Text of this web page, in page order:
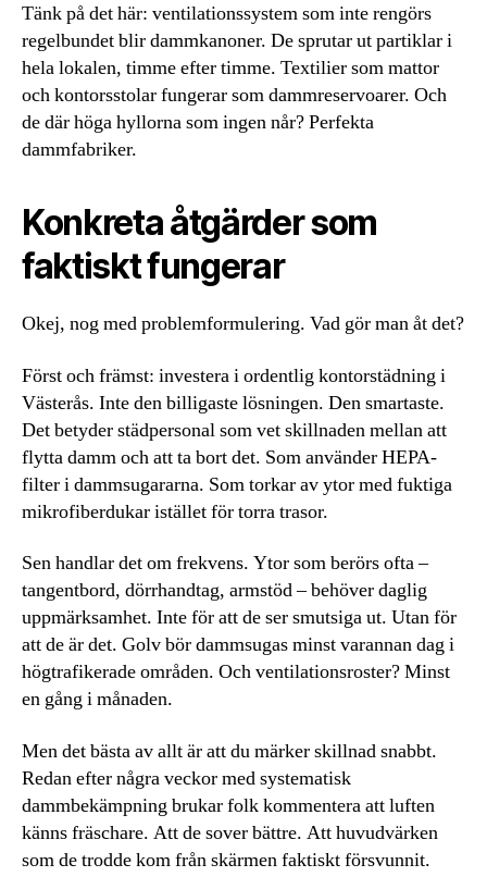
Tänk på det här: ventilationssystem som inte rengörs
regelbundet blir dammkanoner. De sprutar ut partiklar i
hela lokalen, timme efter timme. Textilier som mattor
och kontorsstolar fungerar som dammreservoarer. Och
de där höga hyllorna som ingen når? Perfekta
dammfabriker.
Konkreta åtgärder som
faktiskt fungerar
Okej, nog med problemformulering. Vad gör man åt det?
Först och främst: investera i ordentlig kontorstädning i
Västerås. Inte den billigaste lösningen. Den smartaste.
Det betyder städpersonal som vet skillnaden mellan att
flytta damm och att ta bort det. Som använder HEPA-
filter i dammsugararna. Som torkar av ytor med fuktiga
mikrofiberdukar istället för torra trasor.
Sen handlar det om frekvens. Ytor som berörs ofta –
tangentbord, dörrhandtag, armstöd – behöver daglig
uppmärksamhet. Inte för att de ser smutsiga ut. Utan för
att de är det. Golv bör dammsugas minst varannan dag i
högtrafikerade områden. Och ventilationsroster? Minst
en gång i månaden.
Men det bästa av allt är att du märker skillnad snabbt.
Redan efter några veckor med systematisk
dammbekämpning brukar folk kommentera att luften
känns fräschare. Att de sover bättre. Att huvudvärken
som de trodde kom från skärmen faktiskt försvunnit.